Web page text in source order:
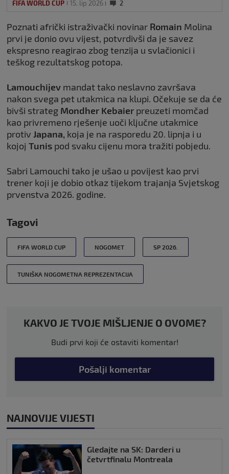
FIFA WORLD CUP 15. lip 2026 2
Poznati afrički istraživački novinar Romain Molina
prvi je donio ovu vijest, potvrdivši da je savez
ekspresno reagirao zbog tenzija u svlačionici i
teškog rezultatskog potopa.
Lamouchijev mandat tako neslavno završava
nakon svega pet utakmica na klupi. Očekuje se da će
bivši strateg Mondher Kebaier preuzeti momčad
kao privremeno rješenje uoči ključne utakmice
protiv Japana, koja je na rasporedu 20. lipnja i u
kojoj Tunis pod svaku cijenu mora tražiti pobjedu.
Sabri Lamouchi tako je ušao u povijest kao prvi
trener koji je dobio otkaz tijekom trajanja Svjetskog
prvenstva 2026. godine.
Tagovi
FIFA WORLD CUP NOGOMET SP 2026.
TUNIŠKA NOGOMETNA REPREZENTACIJA
KAKVO JE TVOJE MIŠLJENJE O OVOME?
Budi prvi koji će ostaviti komentar!
Pošalji komentar
NAJNOVIJE VIJESTI
Gledajte na SK: Darderi u
četvrtfinalu Montreala